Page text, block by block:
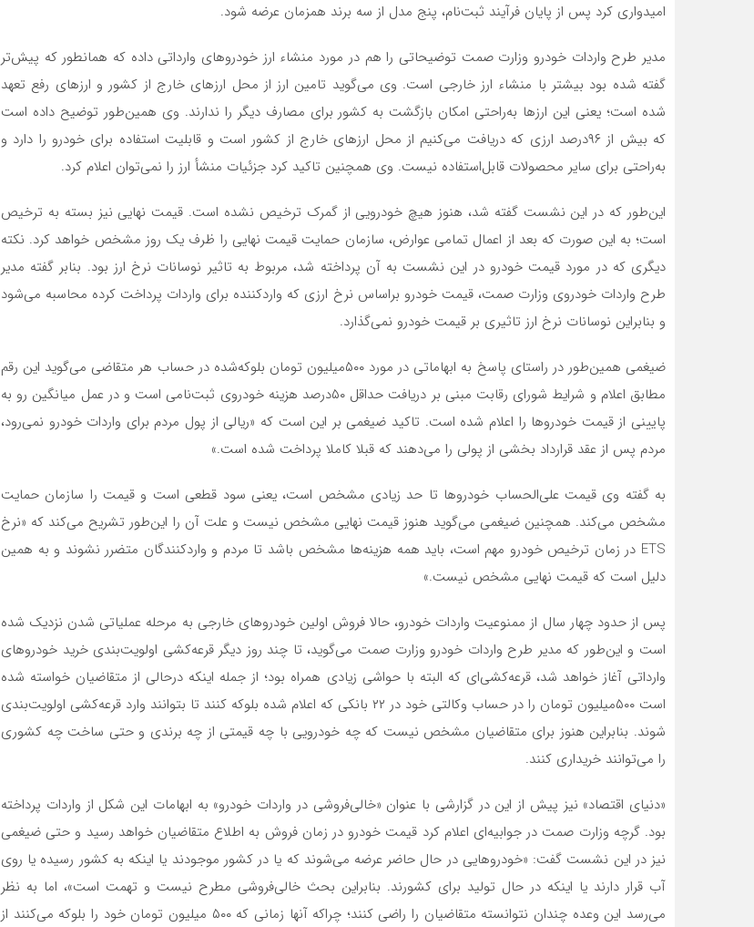
امیدواری کرد پس از پایان فرآیند ثبت‌نام، پنج مدل از سه برند همزمان عرضه شود.
مدیر طرح واردات خودرو وزارت صمت توضیحاتی را هم در مورد منشاء ارز خودروهای وارداتی داده که هما‌نطور که پیش‌تر
گفته شده بود بیشتر با منشاء ارز خارجی است. وی می‌گوید تامین ارز از محل ارزهای خارج از کشور و ارزهای رفع تعهد
شده است؛ یعنی این ارزها به‌راحتی امکان بازگشت به کشور برای مصارف دیگر را ندارند. وی همین‌طور توضیح داده است
که بیش از ۹۶درصد ارزی که دریافت می‌کنیم از محل ارزهای خارج از کشور است و قابلیت استفاده برای خودرو را دارد و
به‌راحتی برای سایر محصولات قابل‌استفاده نیست. وی همچنین تاکید کرد جزئیات منشأ ارز را نمی‌توان اعلام کرد.
این‌طور که در این نشست گفته شد، هنوز هیچ خودرویی از گمرک ترخیص نشده است. قیمت نهایی نیز بسته به ترخیص
است؛ به این صورت که بعد از اعمال تمامی عوارض، سازمان حمایت قیمت نهایی را ظرف یک روز مشخص خواهد کرد. نکته
دیگری که در مورد قیمت خودرو در این نشست به آن پرداخته شد، مربوط به تاثیر نوسانات نرخ ارز بود. بنابر گفته مدیر
طرح واردات خودروی وزارت صمت، قیمت خودرو براساس نرخ ارزی که واردکننده برای واردات پرداخت کرده محاسبه می‌شود
و بنابراین نوسانات نرخ ارز تاثیری بر قیمت خودرو نمی‌گذارد.
ضیغمی همین‌طور در راستای پاسخ به ابهاماتی در مورد ۵۰۰میلیون تومان بلوکه‌شده در حساب هر متقاضی می‌گوید این رقم
مطابق اعلام و شرایط شورای رقابت مبنی بر دریافت حداقل ۵۰درصد هزینه خودروی ثبت‌نامی است و در عمل میانگین رو به
پایینی از قیمت خودروها را اعلام شده است. تاکید ضیغمی بر این است که «ریالی از پول مردم برای واردات خودرو نمی‌رود،
مردم پس از عقد قرارداد بخشی از پولی را می‌دهند که قبلا کاملا پرداخت شده است.»
به گفته وی قیمت علی‌الحساب خودروها تا حد زیادی مشخص است، یعنی سود قطعی است و قیمت را سازمان حمایت
مشخص می‌کند. همچنین ضیغمی می‌گوید هنوز قیمت نهایی مشخص نیست و علت آن را این‌طور تشریح می‌کند که «نرخ
ETS در زمان ترخیص خودرو مهم است، باید همه هزینه‌ها مشخص باشد تا مردم و واردکنندگان متضرر نشوند و به همین
دلیل است که قیمت نهایی مشخص نیست.»
پس از حدود چهار سال از ممنوعیت واردات خودرو، حالا فروش اولین خودروهای خارجی به مرحله عملیاتی شدن نزدیک شده
است و این‌طور که مدیر طرح واردات خودرو وزارت صمت می‌گوید، تا چند روز دیگر قرعه‌کشی اولویت‌بندی خرید خودروهای
وارداتی آغاز خواهد شد، قرعه‌کشی‌ای که البته با حواشی زیادی همراه بود؛ از جمله اینکه درحالی از متقاضیان خواسته شده
است ۵۰۰میلیون تومان را در حساب وکالتی خود در ۲۲ بانکی که اعلام شده بلوکه کنند تا بتوانند وارد قرعه‌کشی اولویت‌‌بندی
شوند. بنابراین هنوز برای متقاضیان مشخص نیست که چه خودرویی با چه قیمتی از چه برندی و حتی ساخت چه کشوری
را می‌توانند خریداری کنند.
«دنیای اقتصاد» نیز پیش از این در گزارشی با عنوان «خالی‌فروشی در واردات خودرو» به ابهامات این شکل از واردات پرداخته
بود. گرچه وزارت صمت در جوابیه‌ای اعلام کرد قیمت خودرو در زمان فروش به اطلاع متقاضیان خواهد رسید و حتی ضیغمی
نیز در این نشست گفت: «خودروهایی در حال حاضر عرضه می‌شوند که یا در کشور موجودند یا اینکه به کشور رسیده یا روی
آب قرار دارند یا اینکه در حال تولید برای کشورند. بنابراین بحث خالی‌فروشی مطرح نیست و تهمت است»، اما به نظر
می‌رسد این وعده چندان نتوانسته متقاضیان را راضی کنند؛ چراکه آنها زمانی که ۵۰۰ میلیون تومان خود را بلوکه می‌کنند از